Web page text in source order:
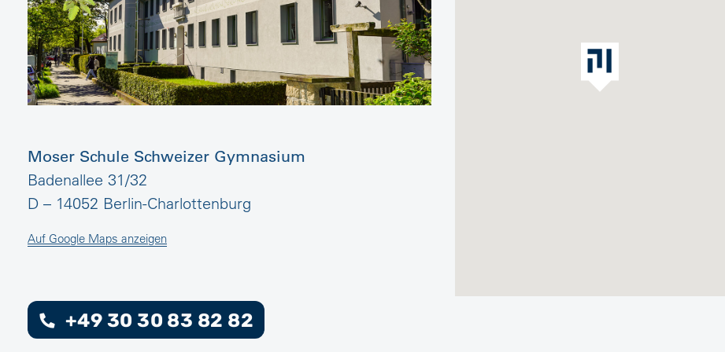
Moser Schule Schweizer Gymnasium
Badenallee 31/32
D – 14052 Berlin-Charlottenburg
Auf Google Maps anzeigen
+49 30 30 83 82 82